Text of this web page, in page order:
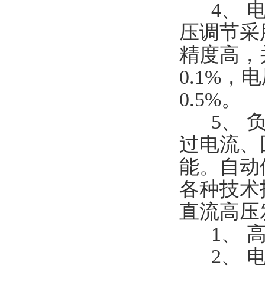
4、 电
压调节
精度高
0.1%，
0.5%。
5、 负
过电流
能。自
各种技
直流高
1、
2、